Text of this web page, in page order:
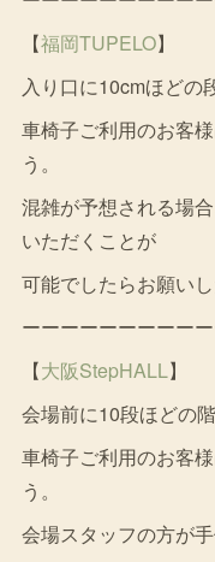
【福岡TUPELO】
入り口に10cmほどの
車椅子ご利用のお客
う。
混雑が予想される場
いただくことが
可能でしたらお願い
ーーーーーーーーー
【大阪StepHALL】
会場前に10段ほどの
車椅子ご利用のお客
う。
会場スタッフの方が